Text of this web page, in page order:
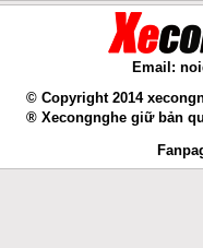
Email:
© Copyright 2014
® Xecongnghe giữ bản